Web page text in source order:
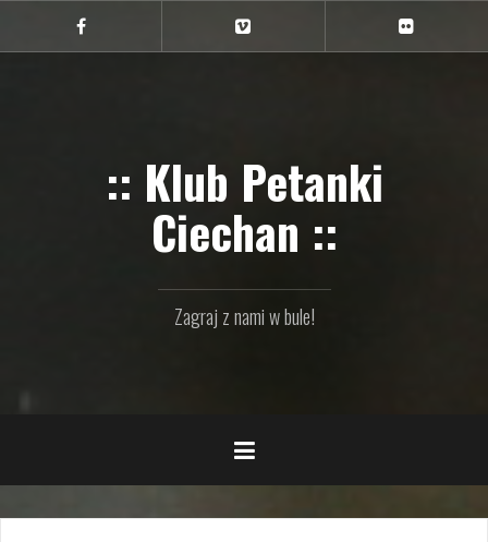
treści
Ciechan
na
na
na
:: Klub Petanki
Ciechan ::
Zagraj z nami w bule!